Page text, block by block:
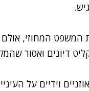
המשפט המחוזי,
דיונים ואסור
וידיים על